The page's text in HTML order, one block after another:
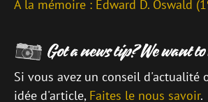
À la mémoire : Edward D. Oswald
Si vous avez un conseil d'actualité
idée d'article, Faites le nous savoir.